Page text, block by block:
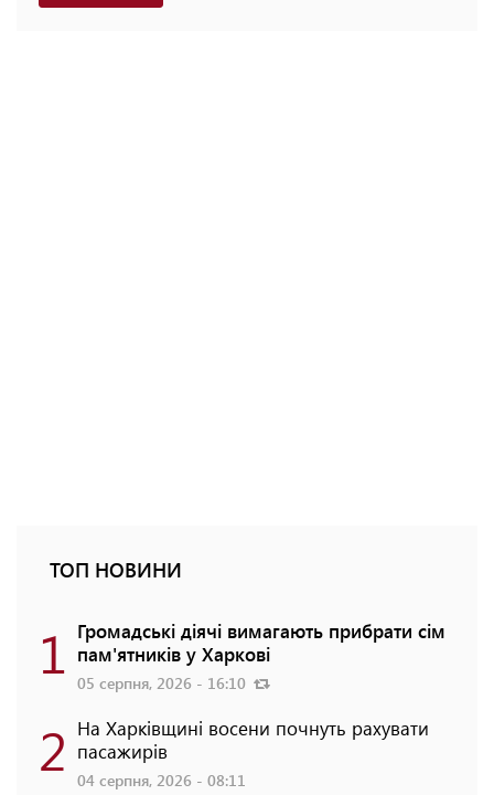
ТОП НОВИНИ
1 Громадські діячі вимагають прибрати сім
пам'ятників у Харкові
05 серпня, 2026 - 16:10
2 На Харківщині восени почнуть рахувати
пасажирів
04 серпня, 2026 - 08:11